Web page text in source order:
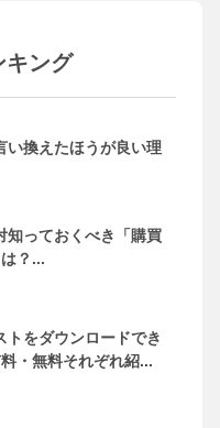
キング
い換えたほうが良い理
知っておくべき「購買
？...
トをダウンロードでき
・無料それぞれ紹...